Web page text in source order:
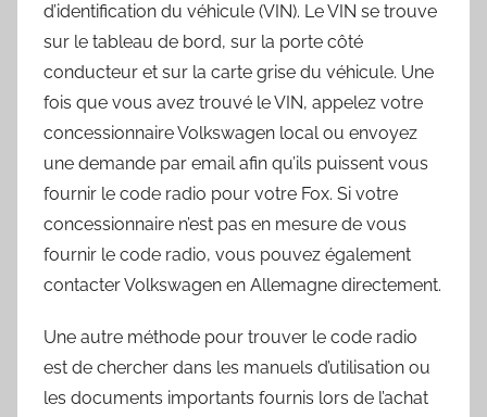
d’identification du véhicule (VIN). Le VIN se trouve
sur le tableau de bord, sur la porte côté
conducteur et sur la carte grise du véhicule. Une
fois que vous avez trouvé le VIN, appelez votre
concessionnaire Volkswagen local ou envoyez
une demande par email afin qu’ils puissent vous
fournir le code radio pour votre Fox. Si votre
concessionnaire n’est pas en mesure de vous
fournir le code radio, vous pouvez également
contacter Volkswagen en Allemagne directement.
Une autre méthode pour trouver le code radio
est de chercher dans les manuels d’utilisation ou
les documents importants fournis lors de l’achat